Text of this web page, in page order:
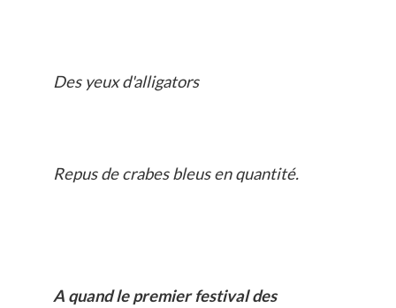
Des yeux d'alligators
Repus de crabes bleus en quantité.
A quand le premier festival des